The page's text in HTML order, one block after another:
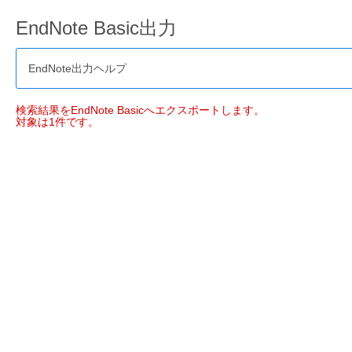
EndNote Basic出力
EndNote出力ヘルプ
検索結果をEndNote Basicへエクスポートします。
対象は1件です。